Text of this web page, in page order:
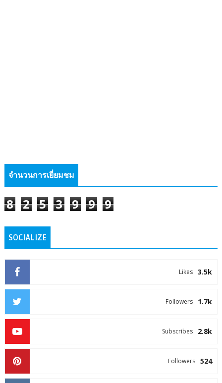
จำนวนการเยี่ยมชม
8 2 5 3 9 9 9
SOCIALIZE
3.5k
Likes
1.7k
Followers
2.8k
Subscribes
524
Followers